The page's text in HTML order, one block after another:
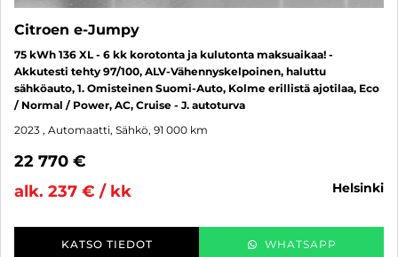
Citroen e-Jumpy
75 kWh 136 XL - 6 kk korotonta ja kulutonta maksuaikaa! -
Akkutesti tehty 97/100, ALV-Vähennyskelpoinen, haluttu
sähköauto, 1. Omisteinen Suomi-Auto, Kolme erillistä ajotilaa, Eco
/ Normal / Power, AC, Cruise - J. autoturva
2023 , Automaatti, Sähkö, 91 000 km
22 770 €
alk. 237 € / kk
helsinki
KATSO TIEDOT WHATSAPP